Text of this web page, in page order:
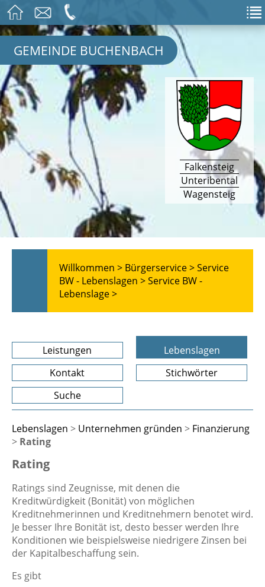
GEMEINDE BUCHENBACH
Falkensteig
Unteribental
Wagensteig
Willkommen > Bürgerservice >Service
BW - Lebenslagen >Service BW -
Lebenslage >
Leistungen
Lebenslagen
Kontakt
Stichwörter
Suche
Lebenslagen > Unternehmen gründen > Finanzierung
> Rating
Rating
Ratings sind Zeugnisse, mit denen die
Kreditwürdigkeit (Bonität) von möglichen
Kreditnehmerinnen und Kreditnehmern benotet wird.
Je besser Ihre Bonität ist, desto besser werden Ihre
Konditionen wie beispielsweise niedrigere Zinsen bei
der Kapitalbeschaffung sein.
Es gibt